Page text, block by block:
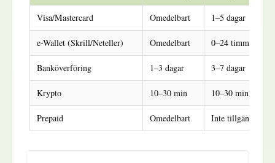
Visa/Mastercard Omedelbart 1–5 dagar
e-Wallet (Skrill/Neteller) Omedelbart 0–24 timmar
Banköverföring 1–3 dagar 3–7 dagar
Krypto 10–30 min 10–30 min
Prepaid Omedelbart Inte tillgängligt